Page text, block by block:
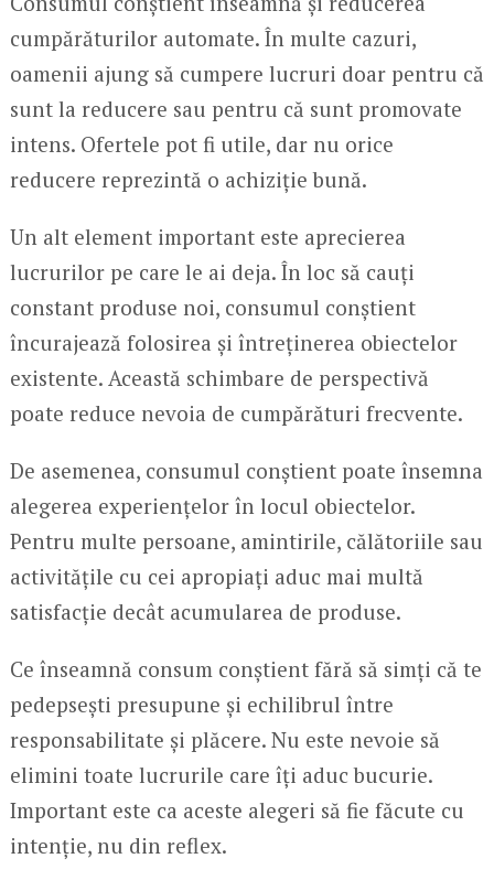
cumpărăturilor automate. În multe cazuri,
oamenii ajung să cumpere lucruri doar pentru că
sunt la reducere sau pentru că sunt promovate
intens. Ofertele pot fi utile, dar nu orice
reducere reprezintă o achiziție bună.
Un alt element important este aprecierea
lucrurilor pe care le ai deja. În loc să cauți
constant produse noi, consumul conștient
încurajează folosirea și întreținerea obiectelor
existente. Această schimbare de perspectivă
poate reduce nevoia de cumpărături frecvente.
De asemenea, consumul conștient poate însemna
alegerea experiențelor în locul obiectelor.
Pentru multe persoane, amintirile, călătoriile sau
activitățile cu cei apropiați aduc mai multă
satisfacție decât acumularea de produse.
Ce înseamnă consum conștient fără să simți că te
pedepsești presupune și echilibrul între
responsabilitate și plăcere. Nu este nevoie să
elimini toate lucrurile care îți aduc bucurie.
Important este ca aceste alegeri să fie făcute cu
intenție, nu din reflex.